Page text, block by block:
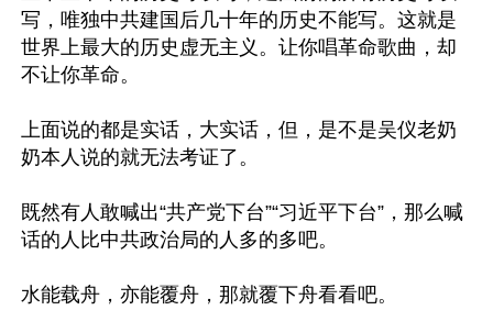
写，唯独中共建国后几十年的历史不能写。这就是
世界上最大的历史虚无主义。让你唱革命歌曲，却
不让你革命。
上面说的都是实话，大实话，但，是不是吴仪老奶
奶本人说的就无法考证了。
既然有人敢喊出“共产党下台”“习近平下台”，那么喊
话的人比中共政治局的人多的多吧。